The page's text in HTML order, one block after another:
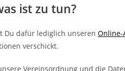
ist zu tun?
Du dafür lediglich unseren Online-
verschickt.
Vereinsordnung und die